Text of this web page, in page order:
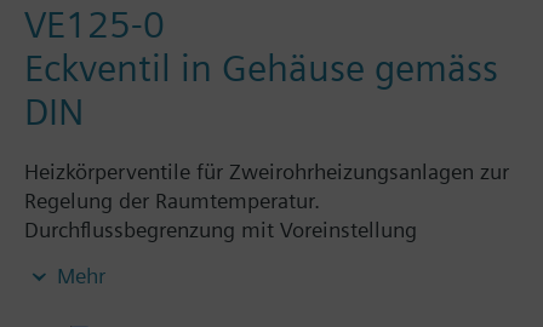
VE125-0
Eckventil in Gehäuse gemäss
DIN
Heizkörperventile für Zweirohrheizungsanlagen zur
Regelung der Raumtemperatur.
Durchflussbegrenzung mit Voreinstellung
Mehr